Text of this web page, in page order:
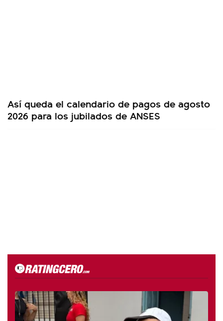
Así queda el calendario de pagos de agosto
2026 para los jubilados de ANSES